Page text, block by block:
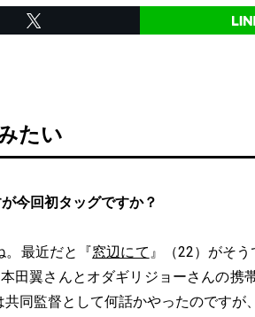
たい
今回初タッグですか？
。最近だと『窓辺にて 』（22）がそ
本田翼さんとオダギリジョーさんの携
同監督として何話かやったのですが